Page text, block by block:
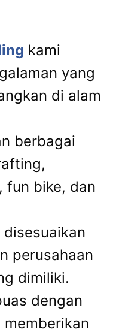
kami
yang
di alam
berbagai
fun bike, dan
perusahaan
dimiliki.
dengan